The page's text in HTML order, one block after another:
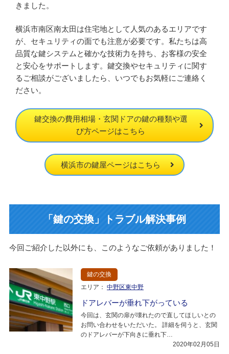
きました。
横浜市南区南太田は住宅地として人気のあるエリアです
が、セキュリティの面でも注意が必要です。私たちは高
品質な鍵システムと確かな技術力を持ち、お客様の安全
と安心をサポートします。鍵交換やセキュリティに関す
るご相談がございましたら、いつでもお気軽にご連絡く
ださい。
鍵交換の費用相場・玄関ドアの鍵の種類や選
び方ページはこちら
横浜市の鍵屋ページはこちら
「鍵の交換」トラブル解決事例
今回ご紹介した以外にも、このようなご依頼がありました！
鍵の交換
エリア： 中野区東中野
ドアレバーが垂れ下がっている
今回は、玄関の扉が壊れたので直してほしいとの
お問い合わせをいただいた。 詳細を伺うと、玄関
のドアレバーが下向きに垂れ下…
2020年02月05日